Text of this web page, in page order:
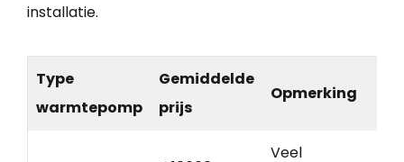
installatie.
Type
warmtepomp
Gemiddelde
prijs
Opmerking
Veel